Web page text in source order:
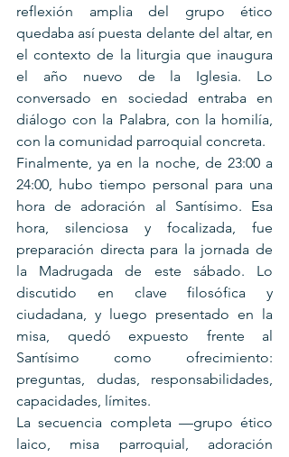
reflexión amplia del grupo ético
quedaba así puesta delante del altar, en
el contexto de la liturgia que inaugura
el año nuevo de la Iglesia. Lo
conversado en sociedad entraba en
diálogo con la Palabra, con la homilía,
con la comunidad parroquial concreta.
Finalmente, ya en la noche, de 23:00 a
24:00, hubo tiempo personal para una
hora de adoración al Santísimo. Esa
hora, silenciosa y focalizada, fue
preparación directa para la jornada de
la Madrugada de este sábado. Lo
discutido en clave filosófica y
ciudadana, y luego presentado en la
misa, quedó expuesto frente al
Santísimo como ofrecimiento:
preguntas, dudas, responsabilidades,
capacidades, límites.
La secuencia completa —grupo ético
laico, misa parroquial, adoración